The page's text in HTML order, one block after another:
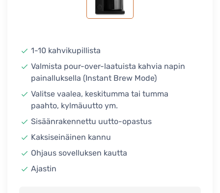
1-10 kahvikupillista
Valmista pour-over-laatuista kahvia napin
painalluksella (Instant Brew Mode)
Valitse vaalea, keskitumma tai tumma
paahto, kylmäuutto ym.
Sisäänrakennettu uutto-opastus
Kaksiseinäinen kannu
Ohjaus sovelluksen kautta
Ajastin